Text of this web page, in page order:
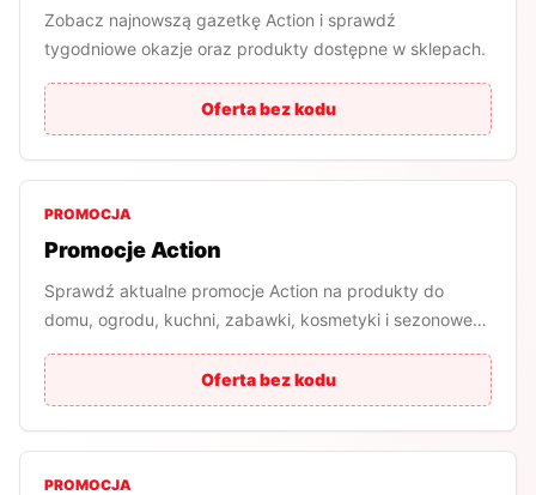
Zobacz najnowszą gazetkę Action i sprawdź
tygodniowe okazje oraz produkty dostępne w sklepach.
Oferta bez kodu
PROMOCJA
Promocje Action
Sprawdź aktualne promocje Action na produkty do
domu, ogrodu, kuchni, zabawki, kosmetyki i sezonowe
Oferta bez kodu
PROMOCJA